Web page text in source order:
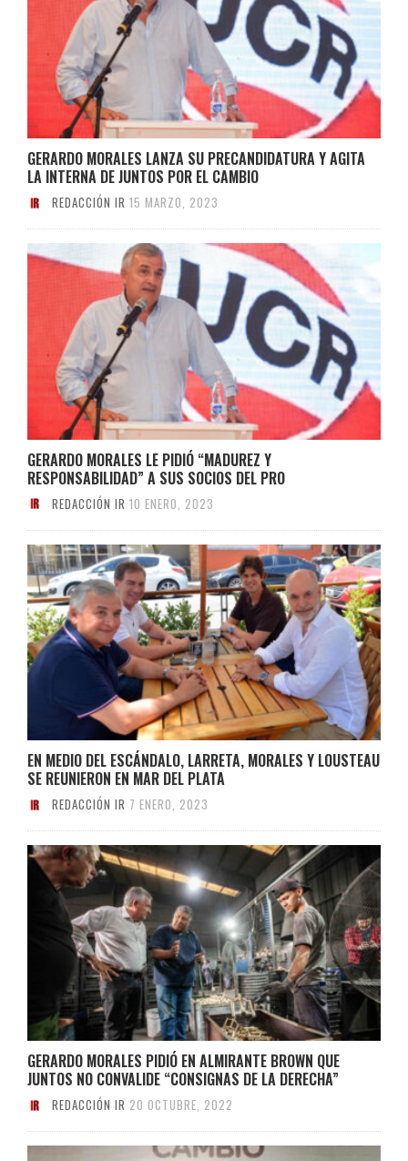
GERARDO MORALES LANZA SU PRECANDIDATURA Y AGITA
LA INTERNA DE JUNTOS POR EL CAMBIO
REDACCIÓN IR 15 MARZO, 2023
GERARDO MORALES LE PIDIÓ “MADUREZ Y
RESPONSABILIDAD” A SUS SOCIOS DEL PRO
REDACCIÓN IR 10 ENERO, 2023
EN MEDIO DEL ESCÁNDALO, LARRETA, MORALES Y LOUSTEAU
SE REUNIERON EN MAR DEL PLATA
REDACCIÓN IR 7 ENERO, 2023
GERARDO MORALES PIDIÓ EN ALMIRANTE BROWN QUE
JUNTOS NO CONVALIDE “CONSIGNAS DE LA DERECHA”
REDACCIÓN IR 20 OCTUBRE, 2022